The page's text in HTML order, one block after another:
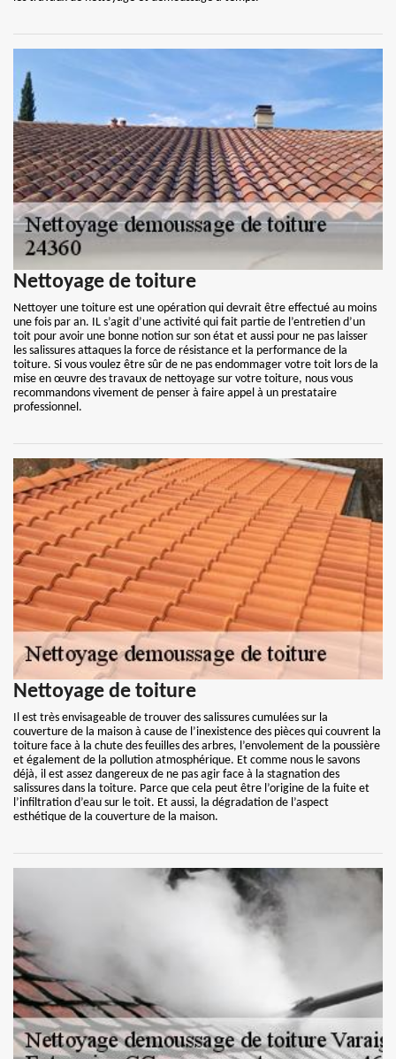
Nettoyage de toiture
Nettoyer une toiture est une opération qui devrait être effectué au moins
une fois par an. IL s’agit d’une activité qui fait partie de l’entretien d’un
toit pour avoir une bonne notion sur son état et aussi pour ne pas laisser
les salissures attaques la force de résistance et la performance de la
toiture. Si vous voulez être sûr de ne pas endommager votre toit lors de la
mise en œuvre des travaux de nettoyage sur votre toiture, nous vous
recommandons vivement de penser à faire appel à un prestataire
professionnel.
Nettoyage de toiture
Il est très envisageable de trouver des salissures cumulées sur la
couverture de la maison à cause de l’inexistence des pièces qui couvrent la
toiture face à la chute des feuilles des arbres, l’envolement de la poussière
et également de la pollution atmosphérique. Et comme nous le savons
déjà, il est assez dangereux de ne pas agir face à la stagnation des
salissures dans la toiture. Parce que cela peut être l’origine de la fuite et
l’infiltration d’eau sur le toit. Et aussi, la dégradation de l’aspect
esthétique de la couverture de la maison.